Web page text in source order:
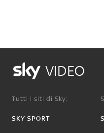
VIDEO
Tutti i siti di Sky:
SKY SPORT